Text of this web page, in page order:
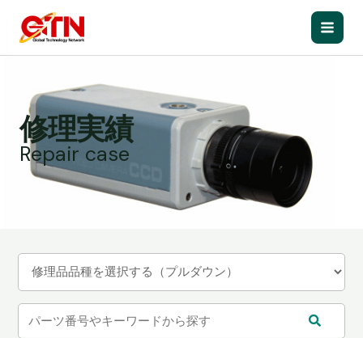
Main
修理実績
Repair case